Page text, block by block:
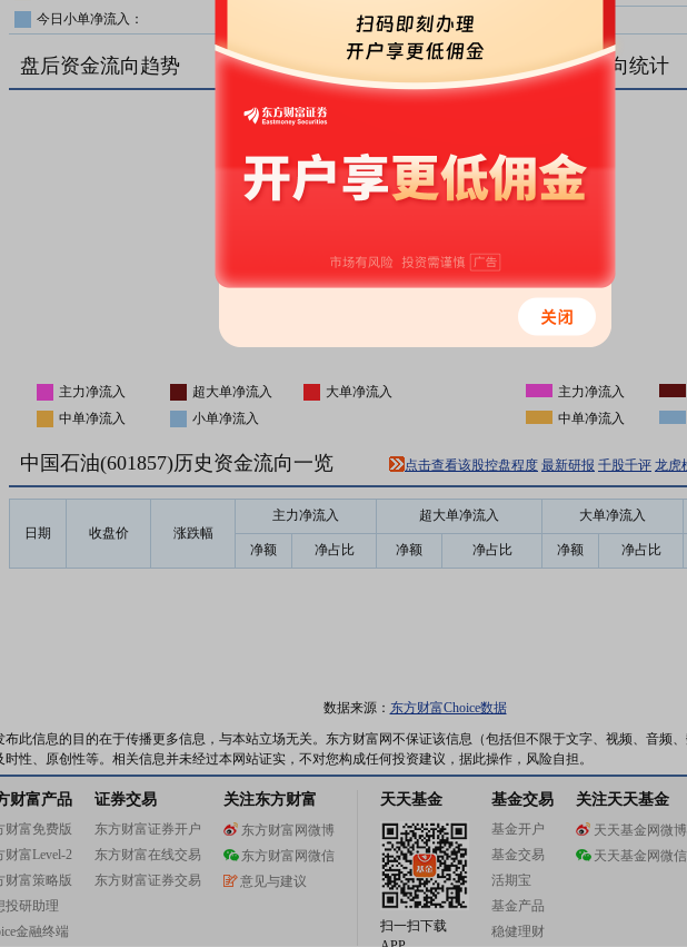
今日小单净流入：
盘后资金流向趋势
主力净流入 超大单净流入
大单净流入
中单净流入
小单净流入
盘后资金流向统计
主力净流入
中单净流入
中国石油(601857)历史资金流向一览 点击查看该股控盘程度 最新研报 千股千评 龙虎
日期 收盘价 涨跌幅
主力净流入 超大单净流入 大单净流入
净额 净占比 净额 净占比 净额 净占比
数据来源： 东方财富Choice数据
布此信息的目的在于传播更多信息，与本站立场无关。东方财富网不保证该信息（包括但不限于文字、视频、音频
性、原创性等。相关信息并未经过本网站证实，不对您构成任何投资建议，据此操作，风险自担。
财富产品
财富免费版
财富Level-2
财富策略版
投研助理
金融终端
证券交易
东方财富证券开户
东方财富在线交易
东方财富证券交易
关注东方财富
东方财富网微博
东方财富网微信
意见与建议
天天基金
扫一扫下载
基金交易
基金开户
基金交易
活期宝
基金产品
稳健理财
关注天天基金
天天基金网微博
天天基金网微信